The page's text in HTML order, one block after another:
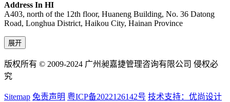
Address In HI
A403, north of the 12th floor, Huaneng Building, No. 36 Datong
Road, Longhua District, Haikou City, Hainan Province
展开
版权所有 © 2009-2024 广州昶嘉捷管理咨询有限公司 侵权必
究
Sitemap 免责声明 粤ICP备2022126142号 技术支持：优尚设计